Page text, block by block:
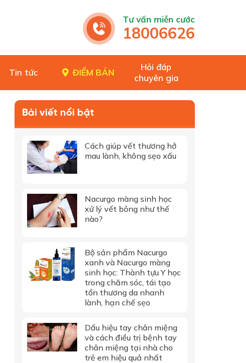
Tư vấn miễn cước
18006626
Tin tức ĐIỂM BÁN
Hỏi đáp
chuyên gia
Bài viết nổi bật
Cách giúp vết thương hở
mau lành, không sẹo xấu
Nacurgo màng sinh học
xử lý vết bỏng như thế
nào?
Bộ sản phẩm Nacurgo
xanh và Nacurgo màng
sinh học: Thành tựu Y học
trong chăm sóc, tái tạo
tổn thương da nhanh
lành, hạn chế sẹo
Dấu hiệu tay chân miệng
và cách điều trị bệnh tay
chân miệng tại nhà cho
trẻ em hiệu quả nhất